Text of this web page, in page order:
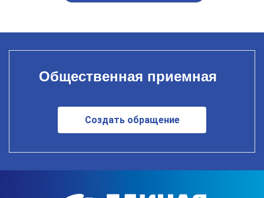
Общественная приемная
Создать обращение